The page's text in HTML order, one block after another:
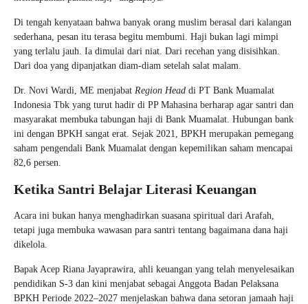
Di tengah kenyataan bahwa banyak orang muslim berasal dari kalangan
sederhana, pesan itu terasa begitu membumi. Haji bukan lagi mimpi
yang terlalu jauh. Ia dimulai dari niat. Dari recehan yang disisihkan.
Dari doa yang dipanjatkan diam-diam setelah salat malam.
Dr. Novi Wardi, ME menjabat Region Head di PT Bank Muamalat
Indonesia Tbk yang turut hadir di PP Mahasina berharap agar santri dan
masyarakat membuka tabungan haji di Bank Muamalat. Hubungan bank
ini dengan BPKH sangat erat. Sejak 2021, BPKH merupakan pemegang
saham pengendali Bank Muamalat dengan kepemilikan saham mencapai
82,6 persen.
Ketika Santri Belajar Literasi Keuangan
Acara ini bukan hanya menghadirkan suasana spiritual dari Arafah,
tetapi juga membuka wawasan para santri tentang bagaimana dana haji
dikelola.
Bapak Acep Riana Jayaprawira, ahli keuangan yang telah menyelesaikan
pendidikan S-3 dan kini menjabat sebagai Anggota Badan Pelaksana
BPKH Periode 2022–2027 menjelaskan bahwa dana setoran jamaah haji